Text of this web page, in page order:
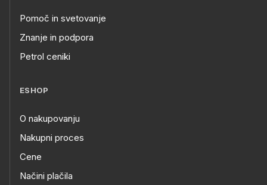
Pomoč in svetovanje
Znanje in podpora
Petrol ceniki
ESHOP
O nakupovanju
Nakupni proces
Cene
Načini plačila